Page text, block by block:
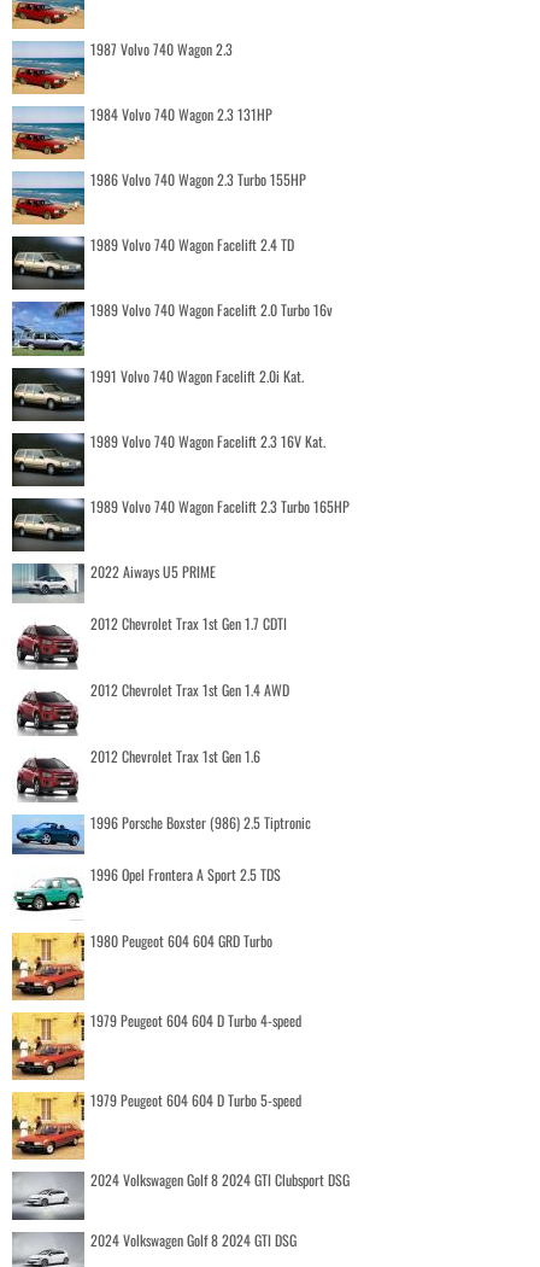
1987 Volvo 740 Wagon 2.3
1984 Volvo 740 Wagon 2.3 131HP
1986 Volvo 740 Wagon 2.3 Turbo 155HP
1989 Volvo 740 Wagon Facelift 2.4 TD
1989 Volvo 740 Wagon Facelift 2.0 Turbo 16v
1991 Volvo 740 Wagon Facelift 2.0i Kat.
1989 Volvo 740 Wagon Facelift 2.3 16V Kat.
1989 Volvo 740 Wagon Facelift 2.3 Turbo 165HP
2022 Aiways U5 PRIME
2012 Chevrolet Trax 1st Gen 1.7 CDTI
2012 Chevrolet Trax 1st Gen 1.4 AWD
2012 Chevrolet Trax 1st Gen 1.6
1996 Porsche Boxster (986) 2.5 Tiptronic
1996 Opel Frontera A Sport 2.5 TDS
1980 Peugeot 604 604 GRD Turbo
1979 Peugeot 604 604 D Turbo 4-speed
1979 Peugeot 604 604 D Turbo 5-speed
2024 Volkswagen Golf 8 2024 GTI Clubsport DSG
2024 Volkswagen Golf 8 2024 GTI DSG